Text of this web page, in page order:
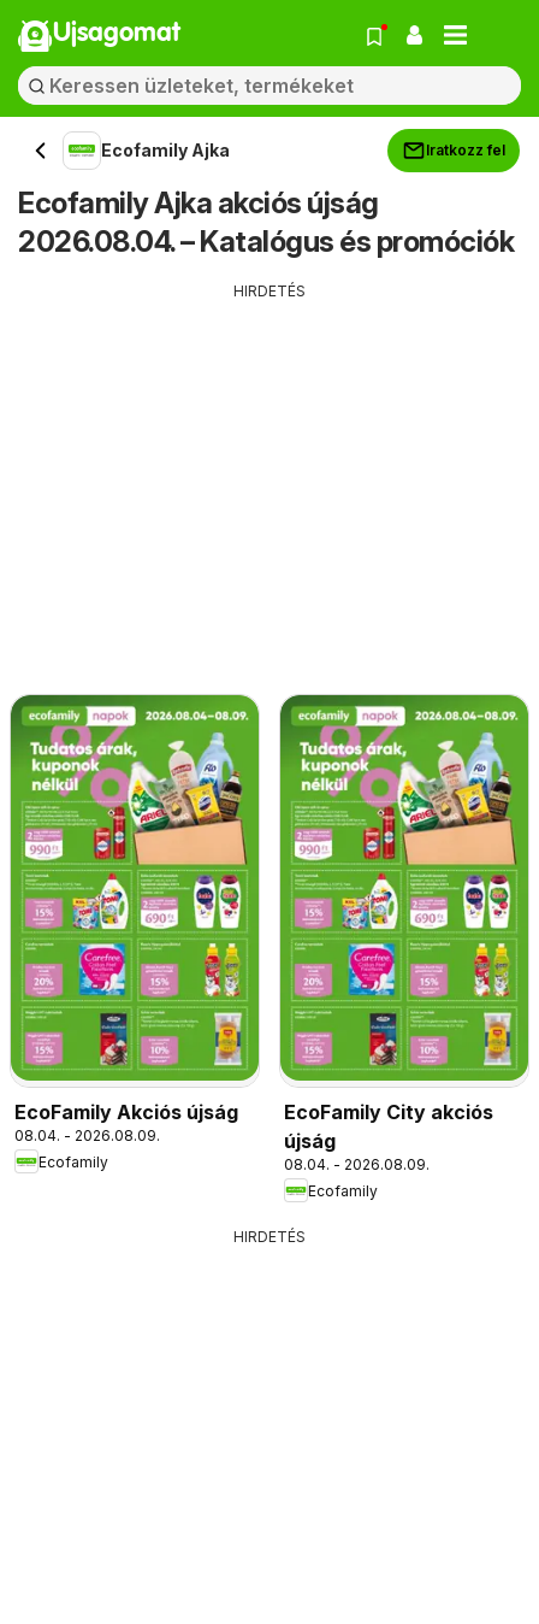
Ujsagomat
Ecofamily Ajka Iratkozz fel
Ecofamily Ajka akciós újság
2026.08.04. – Katalógus és promóciók
HIRDETÉS
EcoFamily Akciós újság
08.04. - 2026.08.09.
Ecofamily
EcoFamily City akciós
újság
08.04. - 2026.08.09.
Ecofamily
HIRDETÉS